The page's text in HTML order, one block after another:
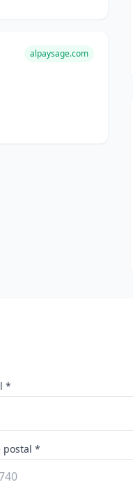
alpaysage.com
*
postal *